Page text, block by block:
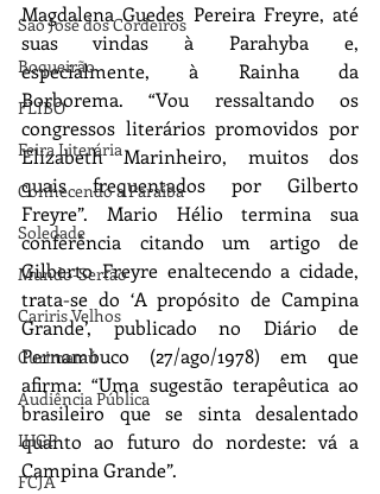
São José dos Cordeiros
Boqueirão
FLIBO
Feira Literária
Conhecendo a Paraíba
Soledade
Mundo-Sertão
Cariris Velhos
Curimataú
Audiência Pública
IHGP
FCJA
Magdalena Guedes Pereira Freyre, até
suas vindas à Parahyba e,
especialmente, à Rainha da
Borborema. “Vou ressaltando os
congressos literários promovidos por
Elizabeth Marinheiro, muitos dos
quais frequentados por Gilberto
Freyre”. Mario Hélio termina sua
conferência citando um artigo de
Gilberto Freyre enaltecendo a cidade,
trata-se do ‘A propósito de Campina
Grande’, publicado no Diário de
Pernambuco (27/ago/1978) em que
afirma: “Uma sugestão terapêutica ao
brasileiro que se sinta desalentado
quanto ao futuro do nordeste: vá a
Campina Grande”.